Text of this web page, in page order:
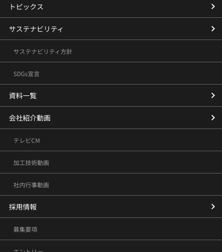
トピックス
サステナビリティ
サステナビリティ方針
SDGs宣言
資料一覧
会社紹介動画
テレビCM
加工技術動画
社内行事動画
採用情報
募集要項